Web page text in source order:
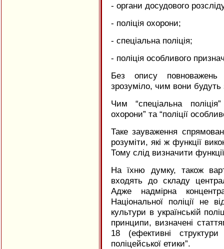
- органи досудового
- поліція охорони;
- спеціальна поліція;
- поліція особливого
Без опису
зрозуміло, чим вони
Чим “спеціальна
охорони” та “поліції
Таке зауваження
розуміти, які ж функції
Тому слід визначити
На їхню думку, також
входять до складу
Адже надмірна
Національної поліції не
культури в українській
принципи, визначені
18 (ефективні структури
поліцейської етики”.